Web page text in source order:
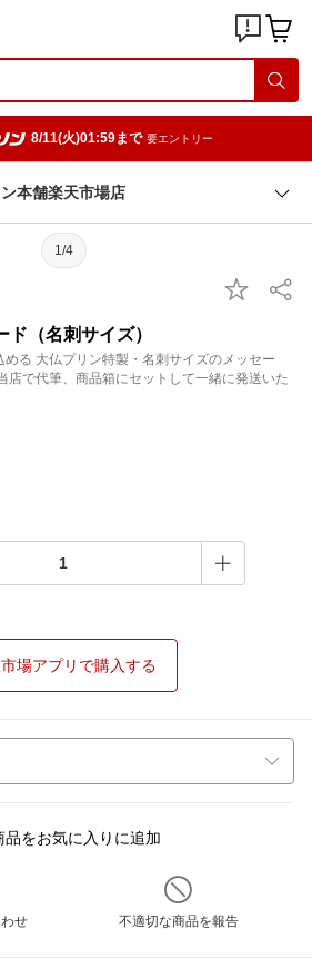
8/11(火)01:59まで 要エントリー
本舗楽天市場店
1/4
ド（名刺サイズ）
る 大仏プリン特製・名刺サイズのメッセー
店で代筆、商品箱にセットして一緒に発送いた
場アプリで購入する
品をお気に入りに追加
せ 不適切な商品を報告